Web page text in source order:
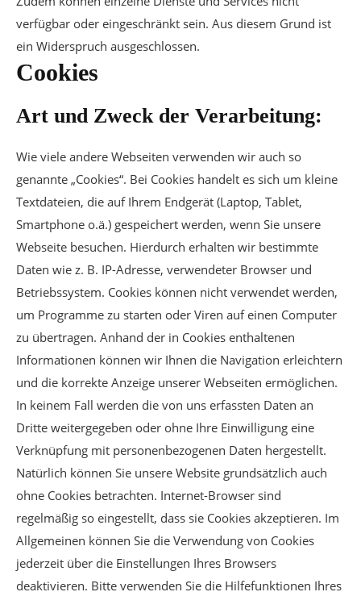
verfügbar oder eingeschränkt sein. Aus diesem Grund ist
ein Widerspruch ausgeschlossen.
Cookies
Art und Zweck der Verarbeitung:
Wie viele andere Webseiten verwenden wir auch so
genannte „Cookies“. Bei Cookies handelt es sich um kleine
Textdateien, die auf Ihrem Endgerät (Laptop, Tablet,
Smartphone o.ä.) gespeichert werden, wenn Sie unsere
Webseite besuchen. Hierdurch erhalten wir bestimmte
Daten wie z. B. IP-Adresse, verwendeter Browser und
Betriebssystem. Cookies können nicht verwendet werden,
um Programme zu starten oder Viren auf einen Computer
zu übertragen. Anhand der in Cookies enthaltenen
Informationen können wir Ihnen die Navigation erleichtern
und die korrekte Anzeige unserer Webseiten ermöglichen.
In keinem Fall werden die von uns erfassten Daten an
Dritte weitergegeben oder ohne Ihre Einwilligung eine
Verknüpfung mit personenbezogenen Daten hergestellt.
Natürlich können Sie unsere Website grundsätzlich auch
ohne Cookies betrachten. Internet-Browser sind
regelmäßig so eingestellt, dass sie Cookies akzeptieren. Im
Allgemeinen können Sie die Verwendung von Cookies
jederzeit über die Einstellungen Ihres Browsers
deaktivieren. Bitte verwenden Sie die Hilfefunktionen Ihres